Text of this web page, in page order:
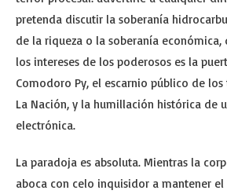
pretenda discutir la soberanía
de la riqueza o la soberanía
los intereses de los poderosos es la
Comodoro Py, el escarnio público de
La Nación, y la humillación histórica de
electrónica.
La paradoja es absoluta. Mientras la
aboca con celo inquisidor a mantener